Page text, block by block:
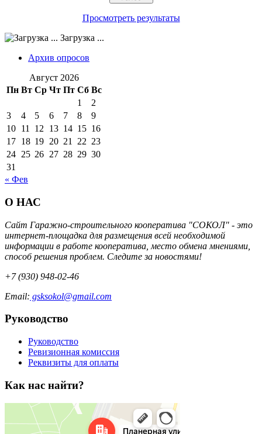
Просмотреть результаты
Загрузка ...
Архив опросов
Август 2026
Пн Вт Ср Чт Пт Сб Вс
1
2
3
4 5 6 7 8
9
10 11 12 13 14 15 16
17 18 19 20 21 22 23
24 25 26 27 28 29 30
31
« Фев
О НАС
Сайт Гаражно-строительного кооператива "СОКОЛ" - это
интернет-площадка для размещения всей необходимой
информации в работе кооператива, место обмена мнениями,
способ решения проблем. Следите за новостями!
+7 (930) 948-02-46
Email: gsksokol@gmail.com
Руководство
Руководство
Ревизионная комиссия
Реквизиты для оплаты
Как нас найти?